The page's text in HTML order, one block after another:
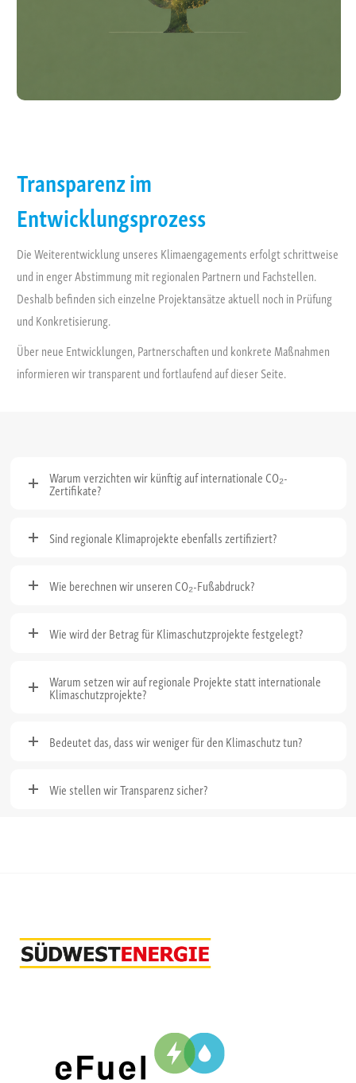
– Maßnahmen mit Bezug zu klimaangepassten Strukturen
Transparenz im
Entwicklungsprozess
Die Weiterentwicklung unseres Klimaengagements erfolgt schrittweise
und in enger Abstimmung mit regionalen Partnern und Fachstellen.
Deshalb befinden sich einzelne Projektansätze aktuell noch in Prüfung
und Konkretisierung.
Über neue Entwicklungen, Partnerschaften und konkrete Maßnahmen
informieren wir transparent und fortlaufend auf dieser Seite.
Warum verzichten wir künftig auf internationale CO₂-
Zertifikate?
Sind regionale Klimaprojekte ebenfalls zertifiziert?
Wie berechnen wir unseren CO₂-Fußabdruck?
Wie wird der Betrag für Klimaschutzprojekte festgelegt?
Warum setzen wir auf regionale Projekte statt internationale
Klimaschutzprojekte?
Bedeutet das, dass wir weniger für den Klimaschutz tun?
Wie stellen wir Transparenz sicher?